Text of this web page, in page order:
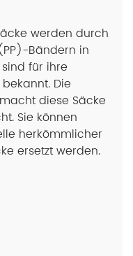
werden durch
Bändern in
für ihre
Die
diese Säcke
Sie können
herkömmlicher
ersetzt werden.